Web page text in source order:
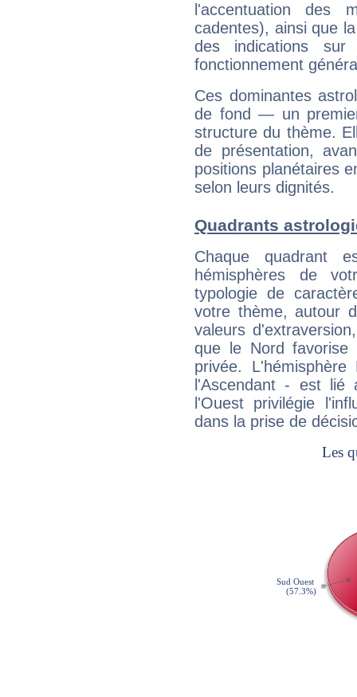
l'accentuation des
cadentes), ainsi que
des indications sur
fonctionnement
Ces dominantes
de fond — un
structure du thème.
de présentation,
positions planétaires
selon leurs dignités.
Quadrants
Chaque quadrant
hémisphères de
typologie de
votre thème, autour
valeurs
que le Nord favorise
privée.
l'Ascendant - est
l'Ouest privilégie
dans la prise de